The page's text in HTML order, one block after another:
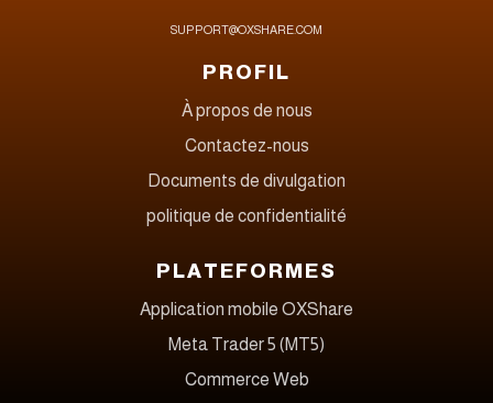
SUPPORT@OXSHARE.COM
PROFIL
À propos de nous
Contactez-nous
Documents de divulgation
politique de confidentialité
PLATEFORMES
Application mobile OXShare
Meta Trader 5 (MT5)
Commerce Web